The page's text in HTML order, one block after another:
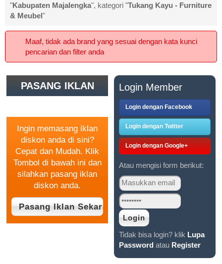
"Kabupaten Majalengka", kategori "Tukang Kayu - Furniture
& Meubel"
Maaf, tidak ada brand yang sesuai dengan kata kunci
pencarian dan filter anda
PASANG IKLAN
Ingin memasang iklan
diskon anda di sini?
Cepat dan Mudah. Klik
Tombol di bawah ini dan
silahkan pasang iklan
diskon anda.
Login Member
Login dengan Facebook
Login dengan Twitter
Login dengan Google+
Atau mengisi form berikut:
Tidak bisa login? klik Lupa
Password atau Register